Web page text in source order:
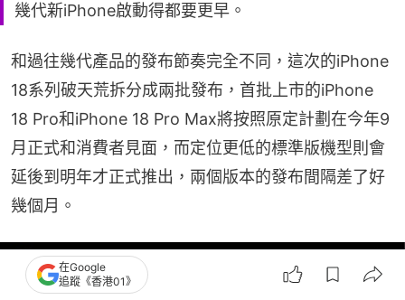
幾代新iPhone啟動得都要更早。
和過往幾代產品的發布節奏完全不同，這次的iPhone
18系列破天荒拆分成兩批發布，首批上市的iPhone
18 Pro和iPhone 18 Pro Max將按照原定計劃在今年9
月正式和消費者見面，而定位更低的標準版機型則會
延後到明年才正式推出，兩個版本的發布間隔差了好
幾個月。
在Google
追蹤《香港01》